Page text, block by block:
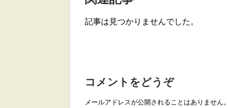
記事は見つかりませんでした。
コメントをどうぞ
メールアドレスが公開されることはありません。